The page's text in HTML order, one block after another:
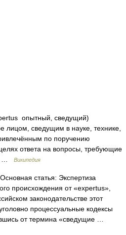
опытный, сведущий)
лицом, сведущим в науке, технике,
по поручению
ответа на вопросы, требующие
…
Википедия
статья: Экспертиза
происхождения от «expertus»,
законодательстве этот
процессуальные кодексы
от термина «сведущие …